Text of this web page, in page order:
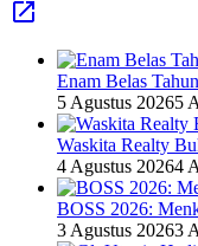
Enam Belas
5 Agustus 20265
Waskita Realty
4 Agustus 20264
BOSS 2026:
3 Agustus 20263